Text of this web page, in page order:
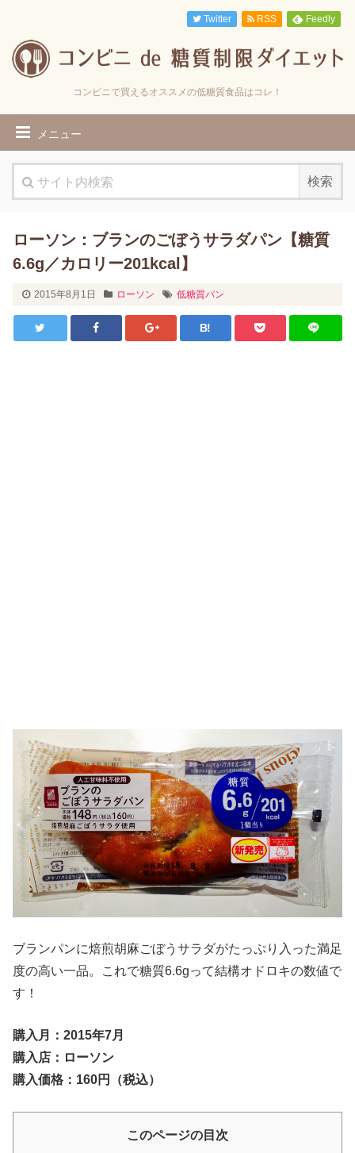
コンビニで買えるオススメの低糖質食品はコレ！
メニュー
Twitter RSS Feedly
ローソン：ブランのごぼうサラダパン【糖質
6.6g／カロリー201kcal】
2015年8月1日 ローソン 低糖質パン
B!
ブランパンに焙煎胡麻ごぼうサラダがたっぷり入った満足
度の高い一品。これで糖質6.6gって結構オドロキの数値で
す！
購入月：2015年7月
購入店：ローソン
購入価格：160円（税込）
このページの目次